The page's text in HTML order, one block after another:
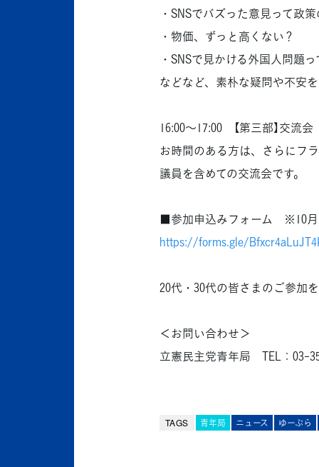
・SNSでバズった意見って政
・物価、ずっと高くない？
・SNSで見かける外国人問題
などなど、素朴な疑問や不安
16:00～17:00 【第三部】交流会
お時間のある方は、さらにフ
議員を含めての交流会です。
■参加申込みフォーム ※10月
https://forms.gle/
20代・30代の皆さまのご参加
＜お問い合わせ＞
立憲民主党青年局 TEL：03-
TAGS 青年局 ニュース ゆーぷら